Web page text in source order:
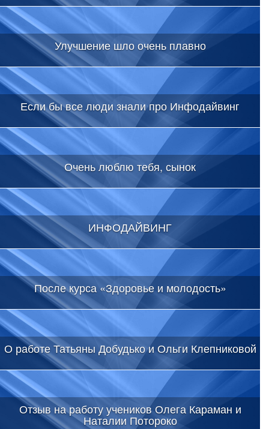
Улучшение шло очень плавно
Если бы все люди знали про Инфодайвинг
Очень люблю тебя, сынок
ИНФОДАЙВИНГ
После курса «Здоровье и молодость»
О работе Татьяны Добудько и Ольги Клепниковой
Отзыв на работу учеников Олега Караман и
Наталии Потороко